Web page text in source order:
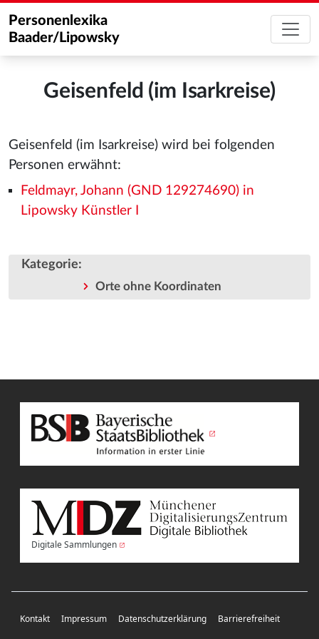
Personenlexika
Baader/Lipowsky
Geisenfeld (im Isarkreise)
Geisenfeld (im Isarkreise) wird bei folgenden
Personen erwähnt:
Feldmayr, Johann (GND 129274690) in
Lipowsky Künstler I
Kategorie:
Orte ohne Koordinaten
Digitale Sammlungen
Kontakt Impressum Datenschutzerklärung Barrierefreiheit